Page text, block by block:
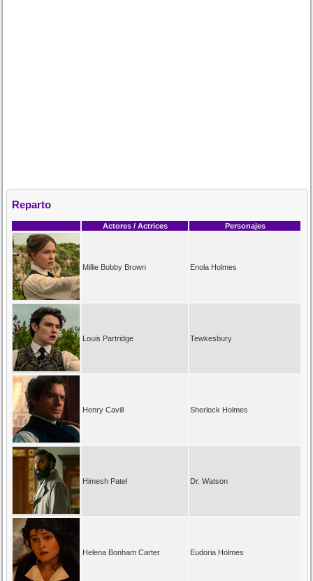
Reparto
Actores / Actrices Personajes
Millie Bobby Brown Enola Holmes
Louis Partridge Tewkesbury
Henry Cavill Sherlock Holmes
Himesh Patel Dr. Watson
Helena Bonham Carter Eudoria Holmes